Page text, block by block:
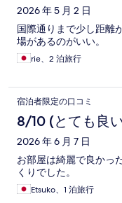
2026 年 5 月 2 日
国際通りまで少し距離
場があるのがいい。
rie、2 泊旅行
宿泊者限定の口コミ
8/10 (とても良
2026 年 6 月 7 日
お部屋は綺麗で良かっ
くりでした。
Etsuko、1 泊旅行